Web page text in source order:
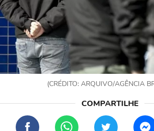
(CRÉDITO: ARQUIVO/AGÊNCIA